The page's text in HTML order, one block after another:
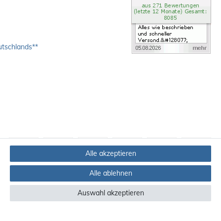
Länder finden Siehier
Alle akzeptieren
Alle ablehnen
Auswahl akzeptieren